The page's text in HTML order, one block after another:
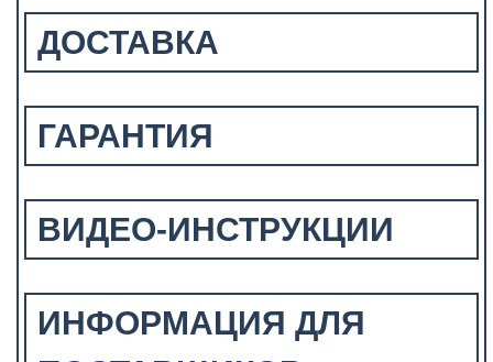
ДОСТАВКА
ГАРАНТИЯ
ВИДЕО-ИНСТРУКЦИИ
ИНФОРМАЦИЯ ДЛЯ